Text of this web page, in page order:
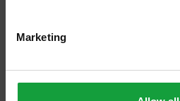
MarketingCombattere le agromafie
base al quarto Rapporto